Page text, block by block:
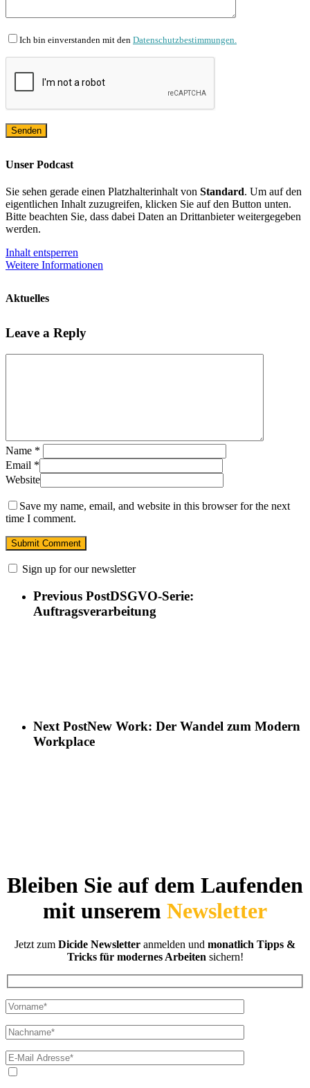
Ich bin einverstanden mit den Datenschutzbestimmungen.
Unser Podcast
Sie sehen gerade einen Platzhalterinhalt von Standard. Um auf den
eigentlichen Inhalt zuzugreifen, klicken Sie auf den Button unten.
Bitte beachten Sie, dass dabei Daten an Drittanbieter weitergegeben
werden.
Inhalt entsperren
Weitere Informationen
Aktuelles
Leave a Reply
Name *
Email *
Website
Save my name, email, and website in this browser for the next
time I comment.
Sign up for our newsletter
Previous PostDSGVO-Serie:
Auftragsverarbeitung
Next PostNew Work: Der Wandel zum Modern
Workplace
Bleiben Sie auf dem Laufenden
mit unserem Newsletter
Jetzt zum Dicide Newsletter anmelden und monatlich Tipps &
Tricks für modernes Arbeiten sichern!